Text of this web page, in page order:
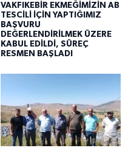
VAKFIKEBİR EKMEĞİMİZİN AB
TESCİLİ İÇİN YAPTIĞIMIZ
BAŞVURU
DEĞERLENDİRİLMEK ÜZERE
KABUL EDİLDİ, SÜREÇ
RESMEN BAŞLADI